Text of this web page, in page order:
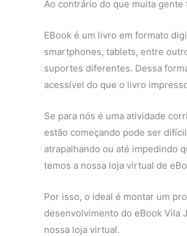
Ao contrário do que muita
EBook é um livro em formato
smartphones, tablets, entre
suportes diferentes. Dessa
acessível do que o livro
Se para nós é uma atividade
estão começando pode ser
atrapalhando ou até impedindo
temos a nossa loja virtual de
Por isso, o ideal é montar um
desenvolvimento do eBook Vila
nossa loja virtual.